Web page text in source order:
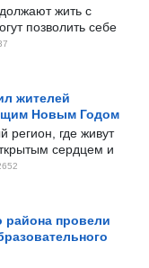
жить с
позволить себе
жителей
Новым Годом
регион, где живут
сердцем и
района провели